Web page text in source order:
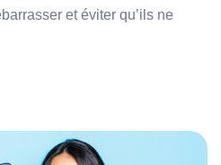
et éviter qu’ils ne